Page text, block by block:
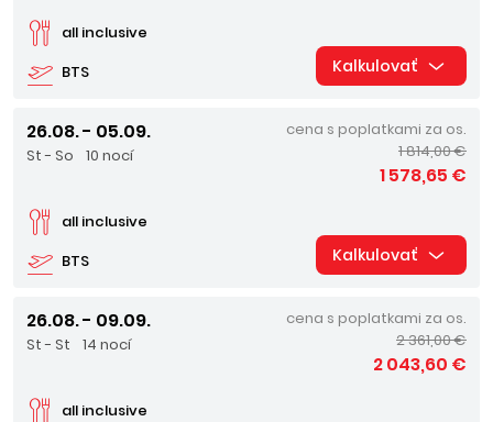
BTS
all inclusive
Kalkulovať
26.08. - 05.09.
St - So 10 nocí
BTS
all inclusive
cena s poplatkami za os.
1 814,00 €
1 578,65 €
Kalkulovať
26.08. - 09.09.
St - St 14 nocí
all inclusive
cena s poplatkami za os.
2 361,00 €
2 043,60 €